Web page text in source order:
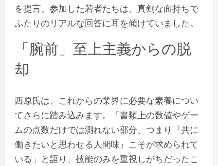
を提言。参加した若者たちは、真剣な面持ちで
ふたりのリアルな回答に耳を傾けていました。
「腕前」至上主義からの脱
却
西原氏は、これからの業界に必要な素養につい
てさらに踏み込みます。「書類上の数値やゲー
ムの点数だけでは測れない部分、つまり『共に
働きたいと思わせる人間味』こそが求められて
いる」と語り、技能のみを重視しがちだったこ